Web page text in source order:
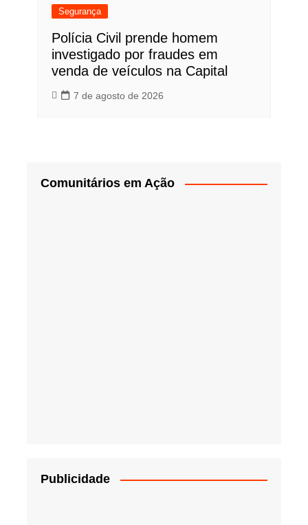
Segurança
Polícia Civil prende homem
investigado por fraudes em
venda de veículos na Capital
7 de agosto de 2026
Comunitários em Ação
Publicidade